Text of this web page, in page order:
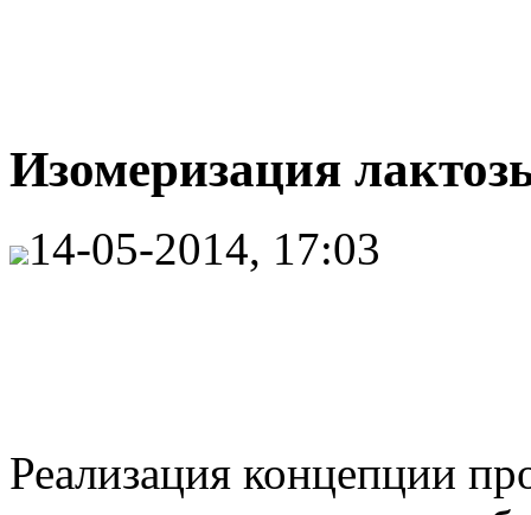
Изомеризация
14-05-2014, 17:03
Реализация концепции